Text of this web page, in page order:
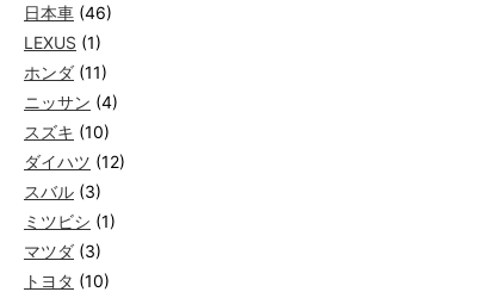
日本車 (46)
LEXUS (1)
ホンダ (11)
ニッサン (4)
スズキ (10)
ダイハツ (12)
スバル (3)
ミツビシ (1)
マツダ (3)
トヨタ (10)